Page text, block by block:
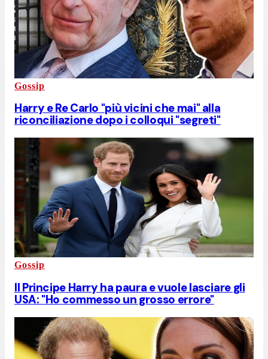
Gossip
Harry e Re Carlo "più vicini che mai" alla
riconciliazione dopo i colloqui "segreti"
Gossip
Il Principe Harry ha paura e vuole lasciare gli
USA: "Ho commesso un grosso errore"